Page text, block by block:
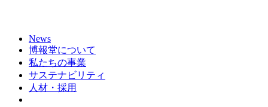
News
博報堂について
私たちの事業
サステナビリティ
人材・採用